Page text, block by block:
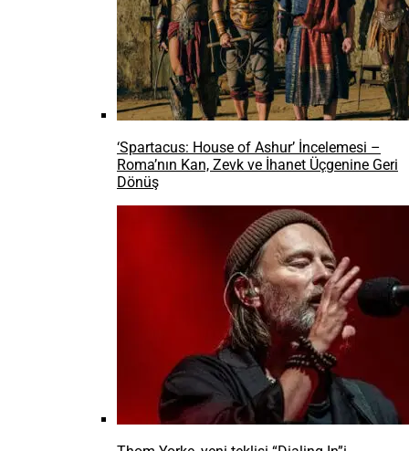
Youtubeda satış yapma dönemi başladı
Business For ALL’24 20 Nisan’da Cer Modern’de sizlerle!